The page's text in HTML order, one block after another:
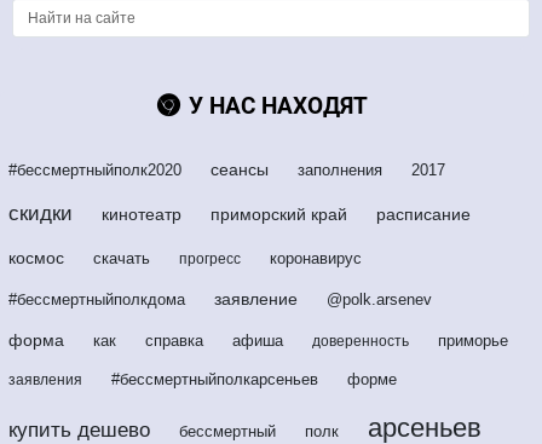
У НАС НАХОДЯТ
#бессмертныйполк2020 сеансы заполнения 2017
скидки кинотеатр приморский край расписание
космос скачать прогресс коронавирус
#бессмертныйполкдома заявление @polk.arsenev
форма как справка афиша доверенность приморье
заявления #бессмертныйполкарсеньев форме
купить дешево бессмертный полк арсеньев